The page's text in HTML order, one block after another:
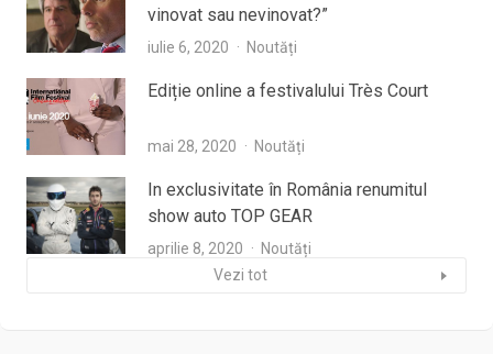
vinovat sau nevinovat?”
iulie 6, 2020 Noutăți
Ediție online a festivalului Très Court
mai 28, 2020 Noutăți
In exclusivitate în România renumitul
show auto TOP GEAR
aprilie 8, 2020
Noutăți
Vezi tot